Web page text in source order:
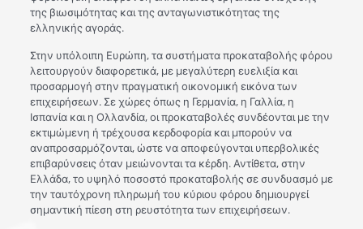
της βιωσιμότητας και της ανταγωνιστικότητας της
ελληνικής αγοράς.
Στην υπόλοιπη Ευρώπη, τα συστήματα προκαταβολής φόρου
λειτουργούν διαφορετικά, με μεγαλύτερη ευελιξία και
προσαρμογή στην πραγματική οικονομική εικόνα των
επιχειρήσεων. Σε χώρες όπως η Γερμανία, η Γαλλία, η
Ισπανία και η Ολλανδία, οι προκαταβολές συνδέονται με την
εκτιμώμενη ή τρέχουσα κερδοφορία και μπορούν να
αναπροσαρμόζονται, ώστε να αποφεύγονται υπερβολικές
επιβαρύνσεις όταν μειώνονται τα κέρδη. Αντίθετα, στην
Ελλάδα, το υψηλό ποσοστό προκαταβολής σε συνδυασμό με
την ταυτόχρονη πληρωμή του κύριου φόρου δημιουργεί
σημαντική πίεση στη ρευστότητα των επιχειρήσεων.